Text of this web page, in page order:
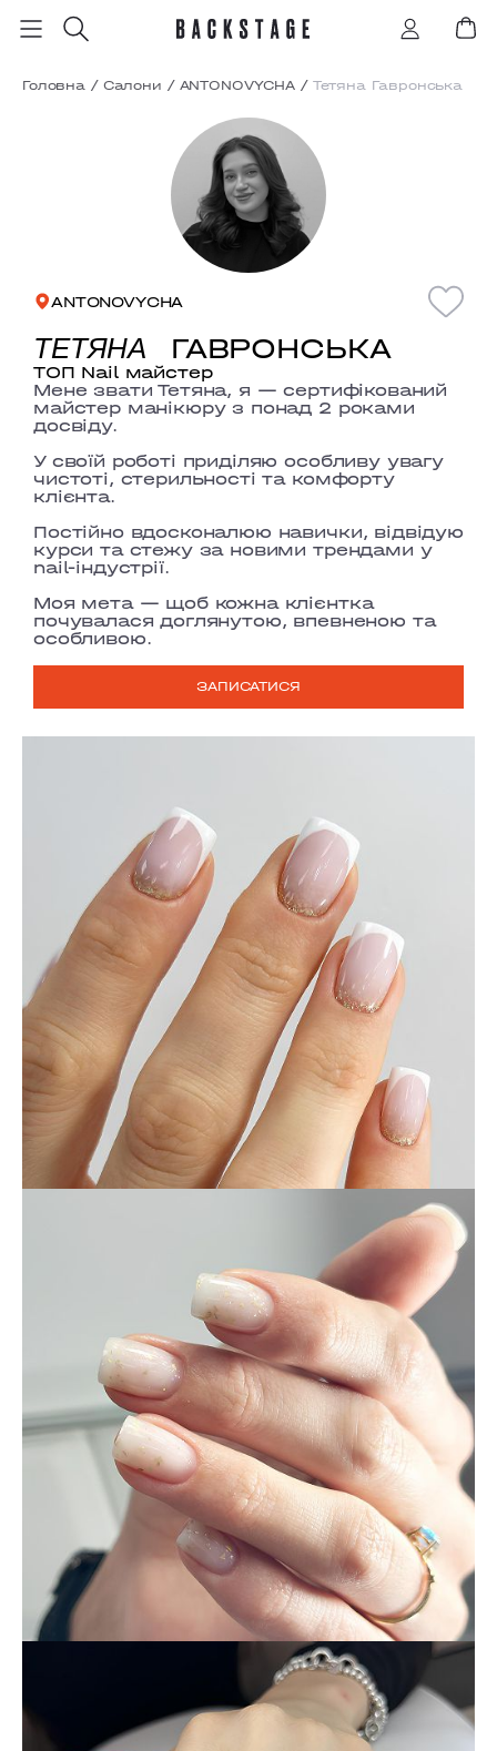
Головна / Салони / ANTONOVYCHA / Тетяна Гавронська
ANTONOVYCHA
ТЕТЯНА ГАВРОНСЬКА
ТОП Nail майстер
Мене звати Тетяна, я —сертифікований
майстер манікюруз понад 2 роками
досвіду.
У своїй роботі приділяю особливу увагу
чистоті, стерильності та комфорту
клієнта.
Постійно вдосконалюю навички, відвідую
курси та стежу за новими трендами у
nail-індустрії.
Моя мета — щоб кожна клієнтка
почуваласядоглянутою, впевненою та
особливою.
ЗАПИСАТИСЯ